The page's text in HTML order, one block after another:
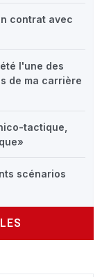
contrat avec
l'une des
de ma carrière
tactique,
scénarios